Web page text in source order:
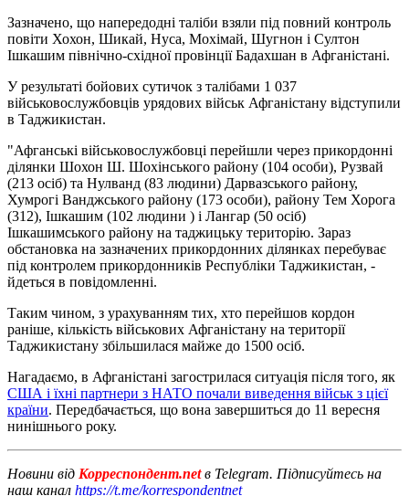
Зазначено, що напередодні таліби взяли під повний контроль
повіти Хохон, Шикай, Нуса, Мохімай, Шугнон і Султон
Ішкашим північно-східної провінції Бадахшан в Афганістані.
У результаті бойових сутичок з талібами 1 037
військовослужбовців урядових військ Афганістану відступили
в Таджикистан.
"Афганські військовослужбовці перейшли через прикордонні
ділянки Шохон Ш. Шохінського району (104 особи), Рузвай
(213 осіб) та Нулванд (83 людини) Дарвазського району,
Хумрогі Ванджського району (173 особи), району Тем Хорога
(312), Ішкашим (102 людини ) і Лангар (50 осіб)
Ішкашимського району на таджицьку територію. Зараз
обстановка на зазначених прикордонних ділянках перебуває
під контролем прикордонників Республіки Таджикистан, -
йдеться в повідомленні.
Таким чином, з урахуванням тих, хто перейшов кордон
раніше, кількість військових Афганістану на території
Таджикистану збільшилася майже до 1500 осіб.
Нагадаємо, в Афганістані загострилася ситуація після того, як
США і їхні партнери з НАТО почали виведення військ з цієї
країни. Передбачається, що вона завершиться до 11 вересня
нинішнього року.
Новини від Корреспондент.netв Telegram. Підписуйтесь на
наш канал https://t.me/korrespondentnet